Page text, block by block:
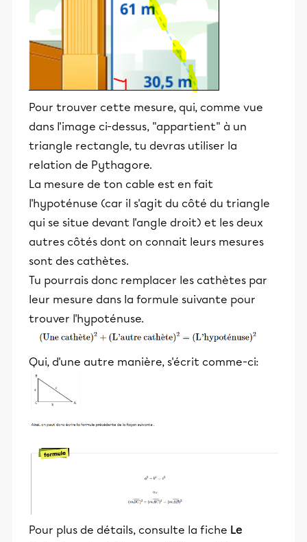
Pour trouver cette mesure, qui, comme vue
dans l'image ci-dessus, "appartient" à un
triangle rectangle, tu devras utiliser la
relation de Pythagore.
La mesure de ton cable est en fait
l'hypoténuse (car il s'agit du côté du triangle
qui se situe devant l'angle droit) et les deux
autres côtés dont on connait leurs mesures
sont des cathètes.
Tu pourrais donc remplacer les cathètes par
leur mesure dans la formule suivante pour
trouver l'hypoténuse.
Qui, d'une autre manière, s'écrit comme-ci:
Pour plus de détails, consulte la fiche Le